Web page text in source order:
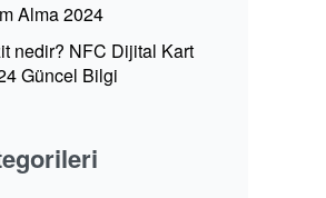
Alma 2024
nedir? NFC Dijital Kart
Güncel Bilgi